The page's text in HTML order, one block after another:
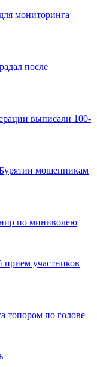
мониторинга
после
выписали 100-
мошенникам
по миниволею
прием участников
топором по голове